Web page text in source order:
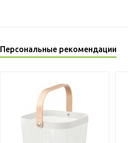
Персональные рекомендации